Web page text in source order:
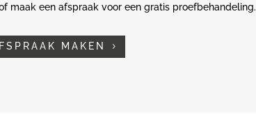
maak een afspraak voor een gratis proefbehandeling.
MAKEN